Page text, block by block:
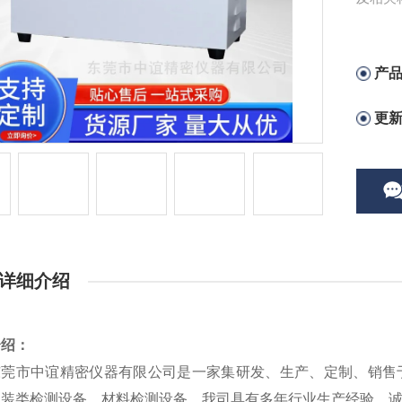
产
更
细介绍
：
市中谊精密仪器有限公司是一家集研发、生产、定制、销
类检测设备、材料检测设备。我司具有多年行业生产经验，